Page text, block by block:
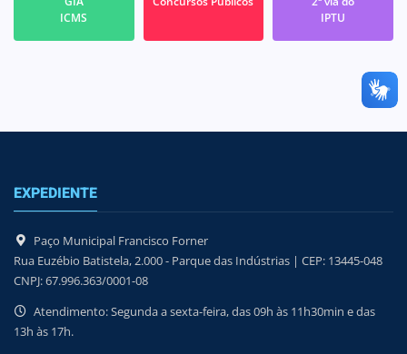
ICMS
IPTU
EXPEDIENTE
Paço Municipal Francisco Forner
Rua Euzébio Batistela, 2.000 - Parque das Indústrias | CEP: 13445-048
CNPJ: 67.996.363/0001-08
Atendimento: Segunda a sexta-feira, das 09h às 11h30min e das
13h às 17h.